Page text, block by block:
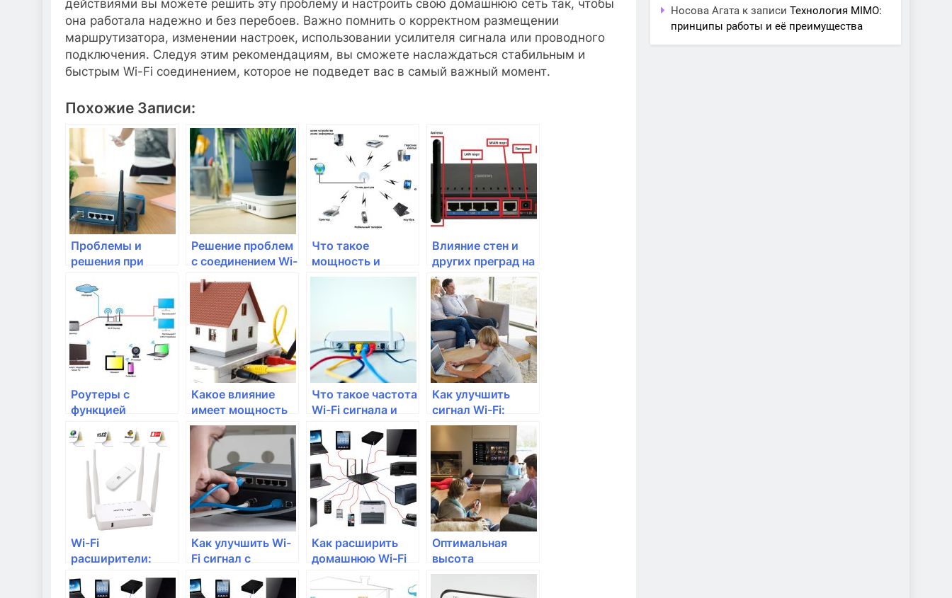
действиями вы можете решить эту проблему и настроить свою домашнюю сеть так, чтобы
она работала надежно и без перебоев. Важно помнить о корректном размещении
маршрутизатора, изменении настроек, использовании усилителя сигнала или проводного
подключения. Следуя этим рекомендациям, вы сможете наслаждаться стабильным и
быстрым Wi-Fi соединением, которое не подведет вас в самый важный момент.
Похожие Записи:
Проблемы и
решения при
настройке Wi-Fi
сети в доме
Решение проблем
с соединением Wi-
Fi и его настройка
Что такое
мощность и
дальность
как их усилить
Влияние стен и
других преград на
качество Wi-Fi
сигнала
Роутеры с
функцией
сигнала: как они
работают и когда
они нужны?
Какое влияние
имеет мощность
сигнала на
дальность
покрытия Wi-Fi
роутера?
Что такое частота
Wi-Fi сигнала и
Как улучшить
сигнал Wi-Fi:
советы и трюки
Wi-Fi
расширители:
использования
Как улучшить Wi-
Fi сигнал с
модема?
Как расширить
домашнюю Wi-Fi
Оптимальная
высота
размещения
роутера для Wi-Fi
Носова Агата к записи Технология MIMO:
принципы работы и её преимущества